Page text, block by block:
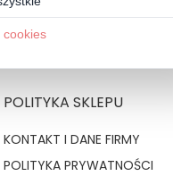
POLITYKA SKLEPU
KONTAKT I DANE FIRMY
POLITYKA PRYWATNOŚCI